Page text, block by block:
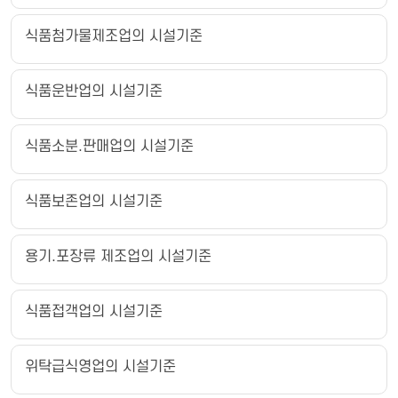
식품첨가물제조업의 시설기준
식품운반업의 시설기준
식품소분.판매업의 시설기준
식품보존업의 시설기준
용기.포장류 제조업의 시설기준
식품접객업의 시설기준
위탁급식영업의 시설기준